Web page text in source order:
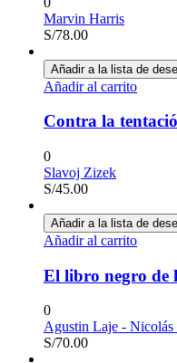
Marvin Harris
S/78.00
Añadir a la lista de
Añadir al carrito
Contra la
0
Slavoj Zizek
S/45.00
Añadir a la lista de
Añadir al carrito
El libro negro de
0
Agustin Laje - Nicolás
S/70.00